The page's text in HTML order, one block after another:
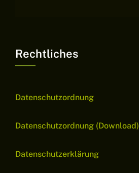
Rechtliches
Datenschutzordnung
Datenschutzordnung (Download)
Datenschutzerklärung